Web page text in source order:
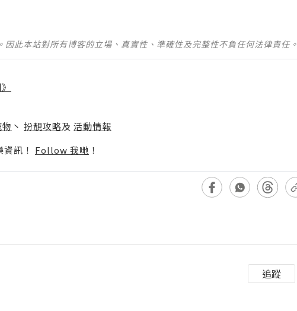
此本站對所有博客的立場、真實性、準確性及完整性不負任何法律責任。
丶 扮靚攻略及 活動情報
訊！ Follow 我哋 ！
追蹤